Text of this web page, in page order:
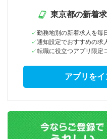
東京都の新着
勤務地別の新着求人を毎
通知設定でおすすめの求
転職に役立つアプリ限定
アプリを